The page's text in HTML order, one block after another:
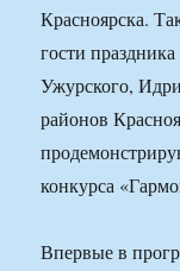
Красноярска.
гости
Ужурского,
районов
конкурса
Впервые в